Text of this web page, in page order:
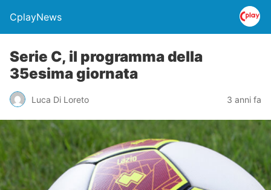
CplayNews
Serie C, il programma della
35esima giornata
Luca Di Loreto 3 anni fa